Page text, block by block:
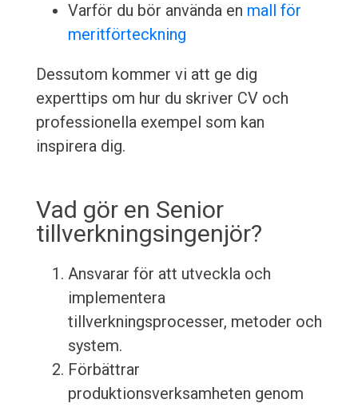
Varför du bör använda en mall för
meritförteckning
Dessutom kommer vi att ge dig
experttips om hur du skriver CV och
professionella exempel som kan
inspirera dig.
Vad gör en Senior
tillverkningsingenjör?
Ansvarar för att utveckla och
implementera
tillverkningsprocesser, metoder och
system.
Förbättrar
produktionsverksamheten genom